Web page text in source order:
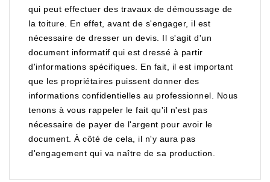
qui peut effectuer des travaux de démoussage de
la toiture. En effet, avant de s'engager, il est
nécessaire de dresser un devis. Il s'agit d'un
document informatif qui est dressé à partir
d'informations spécifiques. En fait, il est important
que les propriétaires puissent donner des
informations confidentielles au professionnel. Nous
tenons à vous rappeler le fait qu'il n'est pas
nécessaire de payer de l'argent pour avoir le
document. À côté de cela, il n'y aura pas
d'engagement qui va naître de sa production.